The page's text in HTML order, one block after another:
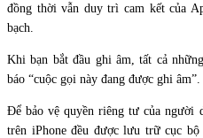
đồng thời vẫn duy trì cam kết của
bạch.
Khi bạn bắt đầu ghi âm, tất cả
báo “cuộc gọi này đang được ghi âm”.
Để bảo vệ quyền riêng tư của người
trên iPhone đều được lưu trữ cục